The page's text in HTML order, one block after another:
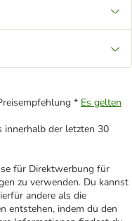
* Es gelten
innerhalb der letzten 30
für Direktwerbung für
zu verwenden. Du kannst
andere als die
entstehen, indem du den